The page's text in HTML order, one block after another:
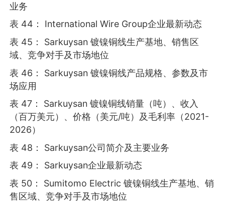
业务
表 44： International Wire Group企业最新动态
表 45： Sarkuysan 镀镍铜线生产基地、销售区
域、竞争对手及市场地位
表 46： Sarkuysan 镀镍铜线产品规格、参数及市
场应用
表 47： Sarkuysan 镀镍铜线销量（吨）、收入
（百万美元）、价格（美元/吨）及毛利率（2021-
2026）
表 48： Sarkuysan公司简介及主要业务
表 49： Sarkuysan企业最新动态
表 50： Sumitomo Electric 镀镍铜线生产基地、销
售区域、竞争对手及市场地位